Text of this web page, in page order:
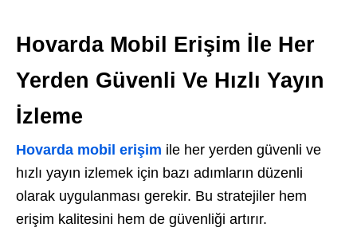
Hovarda Mobil Erişim İle Her
Yerden Güvenli Ve Hızlı Yayın
İzleme
Hovarda mobil erişim ile her yerden güvenli ve
hızlı yayın izlemek için bazı adımların düzenli
olarak uygulanması gerekir. Bu stratejiler hem
erişim kalitesini hem de güvenliği artırır.